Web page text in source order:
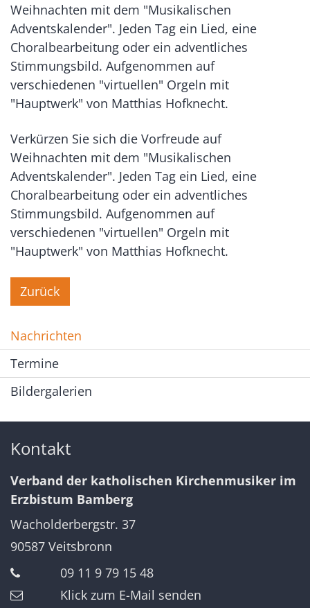
Weihnachten mit dem "Musikalischen
Adventskalender". Jeden Tag ein Lied, eine
Choralbearbeitung oder ein adventliches
Stimmungsbild. Aufgenommen auf
verschiedenen "virtuellen" Orgeln mit
"Hauptwerk" von Matthias Hofknecht.
Verkürzen Sie sich die Vorfreude auf
Weihnachten mit dem "Musikalischen
Adventskalender". Jeden Tag ein Lied, eine
Choralbearbeitung oder ein adventliches
Stimmungsbild. Aufgenommen auf
verschiedenen "virtuellen" Orgeln mit
"Hauptwerk" von Matthias Hofknecht.
Zurück
Nachrichten
Termine
Bildergalerien
Kontakt
Verband der katholischen Kirchenmusiker im
Erzbistum Bamberg
Wacholderbergstr. 37
90587 Veitsbronn
09 11 9 79 15 48
Klick zum E-Mail senden